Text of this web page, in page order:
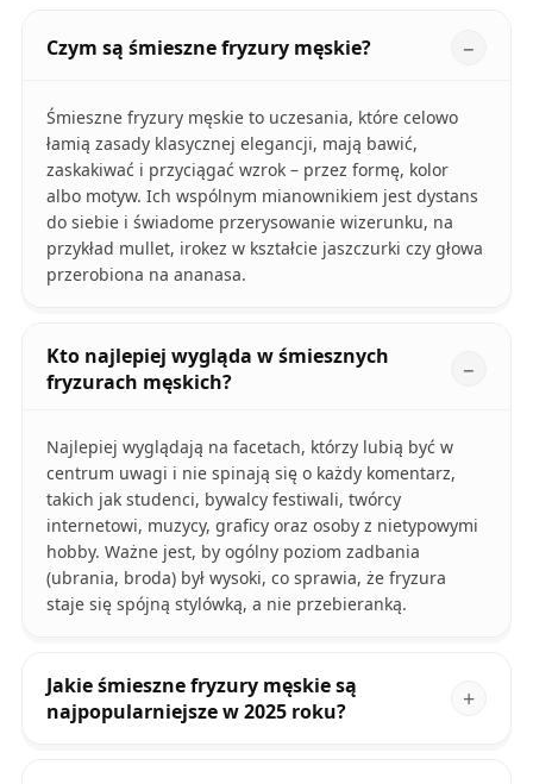
Czym są śmieszne fryzury męskie?
Śmieszne fryzury męskie to uczesania, które celowo
łamią zasady klasycznej elegancji, mają bawić,
zaskakiwać i przyciągać wzrok – przez formę, kolor
albo motyw. Ich wspólnym mianownikiem jest dystans
do siebie i świadome przerysowanie wizerunku, na
przykład mullet, irokez w kształcie jaszczurki czy głowa
przerobiona na ananasa.
Kto najlepiej wygląda w śmiesznych
fryzurach męskich?
Najlepiej wyglądają na facetach, którzy lubią być w
centrum uwagi i nie spinają się o każdy komentarz,
takich jak studenci, bywalcy festiwali, twórcy
internetowi, muzycy, graficy oraz osoby z nietypowymi
hobby. Ważne jest, by ogólny poziom zadbania
(ubrania, broda) był wysoki, co sprawia, że fryzura
staje się spójną stylówką, a nie przebieranką.
Jakie śmieszne fryzury męskie są
najpopularniejsze w 2025 roku?